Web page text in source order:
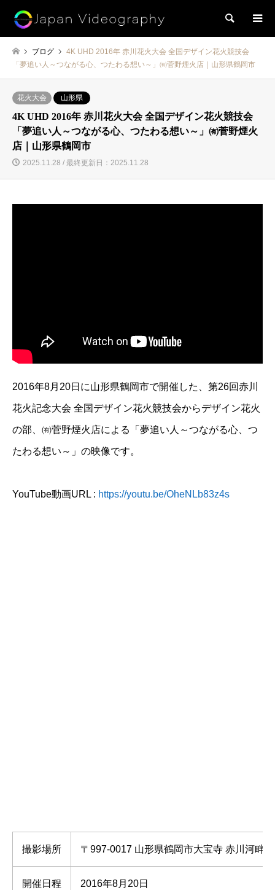
検索
ブログ
4K UHD 2016年 赤川花火大会 全国デザイン花火競技会
「夢追い人～つながる心、つたわる想い～」㈲菅野煙火店｜山形県鶴岡市
花火大会 山形県
4K UHD 2016年 赤川花火大会 全国デザイン花火競技会
「夢追い人～つながる心、つたわる想い～」㈲菅野煙火
店｜山形県鶴岡市
2025.11.28 / 最終更新日：2025.11.28
2016年8月20日に山形県鶴岡市で開催した、第26回赤川
花火記念大会 全国デザイン花火競技会からデザイン花火
の部、㈲菅野煙火店による「夢追い人～つながる心、つ
たわる想い～」の映像です。
YouTube動画URL : https://youtu.be/OheNLb83z4s
撮影場所 〒997-0017 山形県鶴岡市大宝寺 赤川河畔
開催日程 2016年8月20日